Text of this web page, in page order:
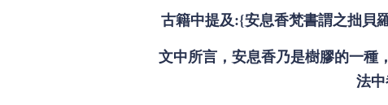
古籍中提及:{安息香梵書謂之拙貝
文中所言，安息香乃是樹膠的一種
法